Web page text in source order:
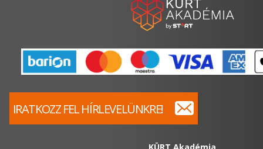
IRATKOZZ FEL HÍRLEVELÜNKRE!